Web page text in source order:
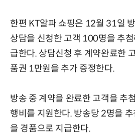
한편 KT알파 쇼핑은 12월 31일
상담을 신청한 고객 100명을 추
급한다. 상담신청 후 계약완료한
품권 1만원을 추가 증정한다.
방송 중 계약을 완료한 고객을 추
행비를 지원한다. 방송당 2명을
을 경품으로 지급한다.